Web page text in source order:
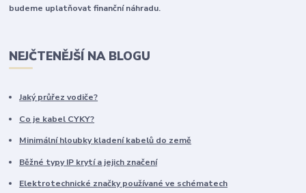
budeme uplatňovat finanční náhradu.
NEJČTENĚJŠÍ NA BLOGU
Jaký průřez vodiče?
Co je kabel CYKY?
Minimální hloubky kladení kabelů do země
Běžné typy IP krytí a jejich značení
Elektrotechnické značky používané ve schématech